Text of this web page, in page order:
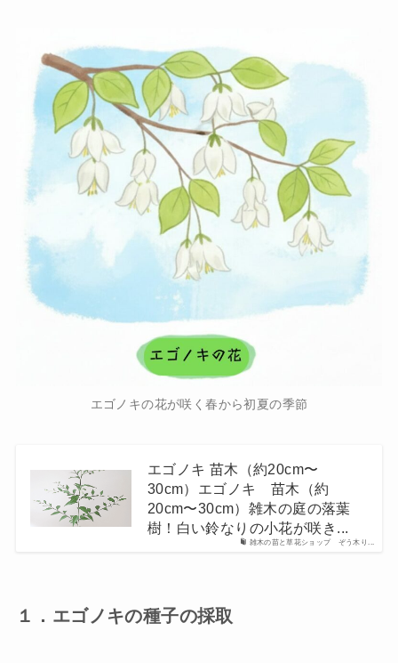
エゴノキの花が咲く春から初夏の季節
雑木の苗と草花ショップ ぞう木り...
エゴノキ 苗木（約20cm〜
30cm）エゴノキ 苗木（約
20cm〜30cm）雑木の庭の落葉
樹！白い鈴なりの小花が咲き...
１．エゴノキの種子の採取